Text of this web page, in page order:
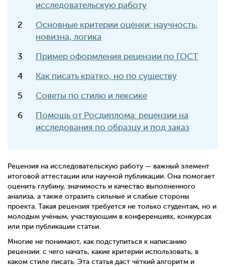
исследовательскую работу
Основные критерии оценки: научность,
новизна, логика
Пример оформления рецензии по ГОСТ
Как писать кратко, но по существу
Советы по стилю и лексике
Помощь от Росдиплома: рецензии на
исследования по образцу и под заказ
Рецензия на исследовательскую работу — важный элемент
итоговой аттестации или научной публикации. Она помогает
оценить глубину, значимость и качество выполненного
анализа, а также отразить сильные и слабые стороны
проекта. Такая рецензия требуется не только студентам, но и
молодым учёным, участвующим в конференциях, конкурсах
или при публикации статьи.
Многие не понимают, как подступиться к написанию
рецензии: с чего начать, какие критерии использовать, в
каком стиле писать. Эта статья даст чёткий алгоритм и